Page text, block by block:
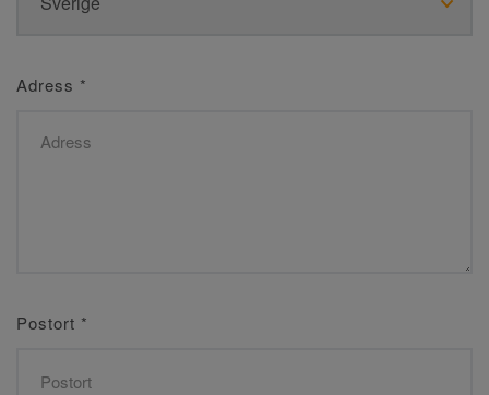
Adress *
Postort *